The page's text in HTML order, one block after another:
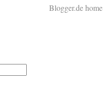
Blogger.de home